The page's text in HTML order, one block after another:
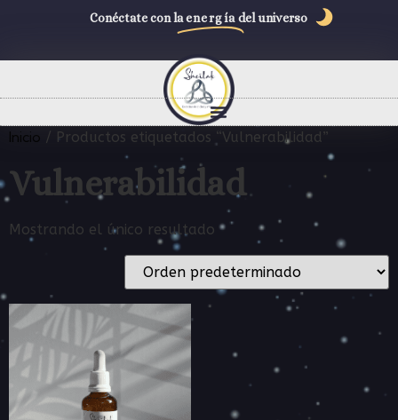
Conéctate con la energía del universo
Inicio / Productos etiquetados “Vulnerabilidad”
Vulnerabilidad
Mostrando el único resultado